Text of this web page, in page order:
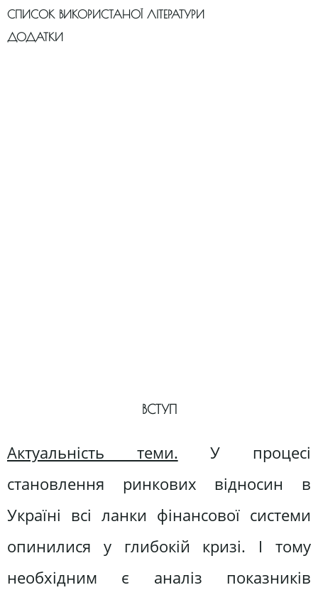
СПИСОК ВИКОРИСТАНОЇ ЛІТЕРАТУРИ
ДОДАТКИ
ВСТУП
Актуальність теми. У процесі
становлення ринкових відносин в
Україні всі ланки фінансової системи
опинилися у глибокій кризі. І тому
необхідним є аналіз показників